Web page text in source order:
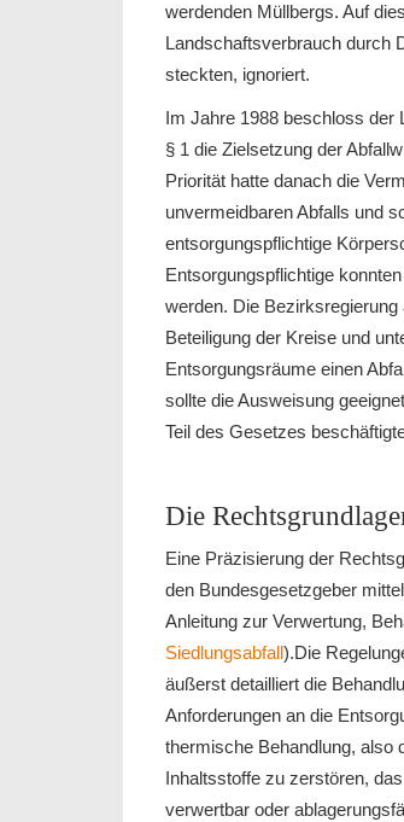
werdenden Müllbergs. Auf
Landschaftsverbrauch durch
steckten, ignoriert.
Im Jahre 1988 beschloss der
§ 1 die Zielsetzung der
Priorität hatte danach die
unvermeidbaren Abfalls und
entsorgungspflichtige
Entsorgungspflichtige
werden. Die
Beteiligung der Kreise und
Entsorgungsräume einen
sollte die Ausweisung
Teil des Gesetzes
Die
Eine Präzisierung der
den Bundesgesetzgeber
Anleitung zur Verwertung,
Siedlungsabfall).Die
äußerst detailliert die
Anforderungen an die
thermische Behandlung, also
Inhaltsstoffe zu zerstören,
verwertbar oder